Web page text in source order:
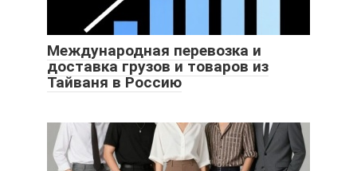
Международная перевозка и
доставка грузов и товаров из
Тайваня в Россию